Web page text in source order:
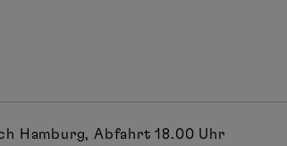
Hamburg, Abfahrt 18.00 Uhr